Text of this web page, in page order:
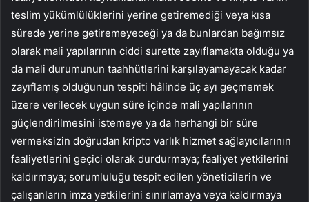
teslim yükümlülüklerini yerine getiremediği veya kısa
sürede yerine getiremeyeceği ya da bunlardan bağımsız
olarak mali yapılarının ciddi surette zayıflamakta olduğu ya
da mali durumunun taahhütlerini karşılayamayacak kadar
zayıflamış olduğunun tespiti hâlinde üç ayı geçmemek
üzere verilecek uygun süre içinde mali yapılarının
güçlendirilmesini istemeye ya da herhangi bir süre
vermeksizin doğrudan kripto varlık hizmet sağlayıcılarının
faaliyetlerini geçici olarak durdurmaya; faaliyet yetkilerini
kaldırmaya; sorumluluğu tespit edilen yöneticilerin ve
çalışanların imza yetkilerini sınırlamaya veya kaldırmaya